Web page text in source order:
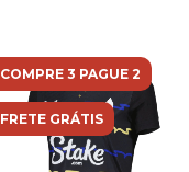
COMPRE 3 PAGUE 2
FRETE GRÁTIS